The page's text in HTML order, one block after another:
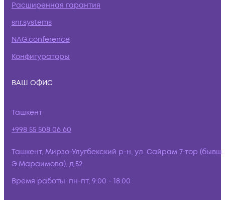
Расширенная гарантия
snr.systems
NAG.conference
Конфигураторы
ВАШ ОФИС
Ташкент
+998 55 508 06 60
Ташкент, Мирзо-Улугбекский р-н, ул. Сайрам 7-тор (бывш.
Э.Мараимова), д.52
Время работы: пн-пт, 9:00 - 18:00